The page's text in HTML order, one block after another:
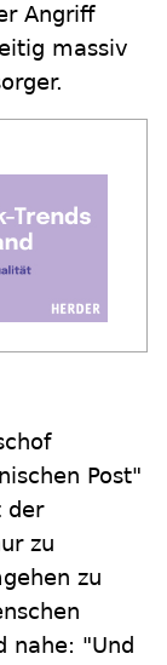
Angriff
massiv
Post"
der
zu
zu
nahe: "Und